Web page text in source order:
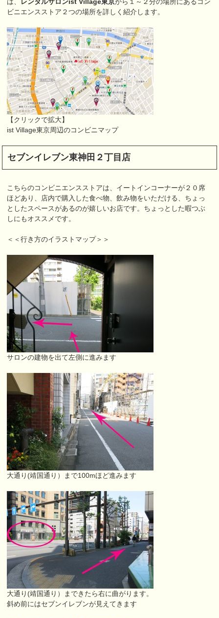
ビニエンスストア２つの場所を詳しく紹介します。
【クリックで拡大】
ist Village東京周辺のコンビニマップ
セブンイレブン東神田２丁目店
こちらのコンビニエンスストアは、イートインコーナーが２０席
ほどあり、店内で購入した食べ物、飲み物をいただける、ちょっ
としたスペースがあるのが嬉しいお店です。ちょっとした暇つぶ
しにもオススメです。
＜＜行き方のイラストマップ＞＞
サロンの建物を出て左側に進みます
大通り(靖国通り）まで100mほど進みます
大通り(靖国通り）まできたら右に曲がります。
斜め前にはセブンイレブンが見えてきます